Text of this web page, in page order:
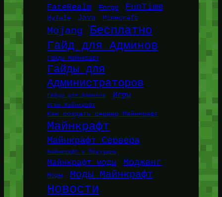
FateRealm Forge FunTime
HyTale Java Minecraft
Mojang Бесплатно
Гайд для Админов
Гайды Майнкрафт
Гайды для
Администраторов
Гайды для админов Игры
Игры Майнкрафт
Как создать сервер Майнкрафт
Майнкрафт
Майнкрафт Сервера
Майнкрафт в браузере
Майнкрафт моды Моджанг
Моды Моды Майнкрафт
Новости